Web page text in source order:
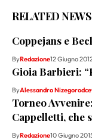
RELATED NEWS
Coppejans e
ByRedazione12 Giugno
Gioia Barbieri:
ByAlessandro
Torneo
Cappelletti, che
ByRedazione10 Giugno